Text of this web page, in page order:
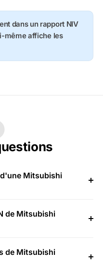
dans un rapport NIV
même affiche les
Mitsubishi
de Mitsubishi
de Mitsubishi